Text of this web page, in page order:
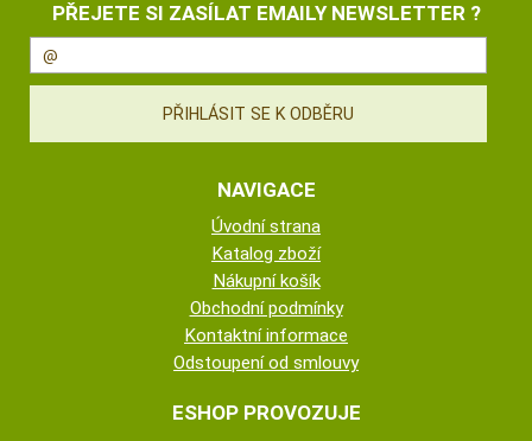
PŘEJETE SI ZASÍLAT EMAILY NEWSLETTER ?
NAVIGACE
Úvodní strana
Katalog zboží
Nákupní košík
Obchodní podmínky
Kontaktní informace
Odstoupení od smlouvy
ESHOP PROVOZUJE